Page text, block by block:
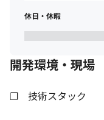
休日・休暇
開発環境・現場
❐　技術スタック